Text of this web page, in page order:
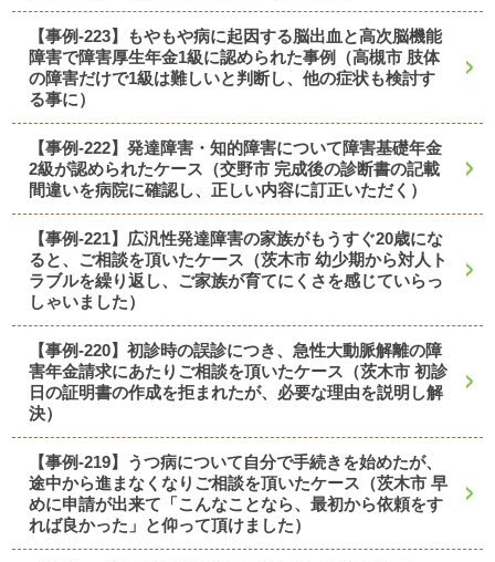
【事例-223】もやもや病に起因する脳出血と高次脳機能
障害で障害厚生年金1級に認められた事例（高槻市 肢体
の障害だけで1級は難しいと判断し、他の症状も検討す
る事に）
【事例-222】発達障害・知的障害について障害基礎年金
2級が認められたケース（交野市 完成後の診断書の記載
間違いを病院に確認し、正しい内容に訂正いただく）
【事例-221】広汎性発達障害の家族がもうすぐ20歳にな
ると、ご相談を頂いたケース（茨木市 幼少期から対人ト
ラブルを繰り返し、ご家族が育てにくさを感じていらっ
しゃいました）
【事例-220】初診時の誤診につき、急性大動脈解離の障
害年金請求にあたりご相談を頂いたケース（茨木市 初診
日の証明書の作成を拒まれたが、必要な理由を説明し解
決）
【事例-219】うつ病について自分で手続きを始めたが、
途中から進まなくなりご相談を頂いたケース（茨木市 早
めに申請が出来て「こんなことなら、最初から依頼をす
れば良かった」と仰って頂けました）